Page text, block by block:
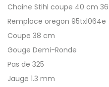
Chaine Stihl coupe 40 cm
Remplace oregon 95txl064e
Coupe 38 cm
Gouge Demi-Ronde
Pas de 325
Jauge 1.3 mm